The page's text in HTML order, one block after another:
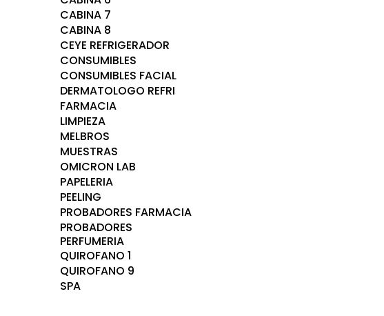
CABINA 7
CABINA 8
CEYE REFRIGERADOR
CONSUMIBLES
CONSUMIBLES FACIAL
DERMATOLOGO REFRI
FARMACIA
LIMPIEZA
MELBROS
MUESTRAS
OMICRON LAB
PAPELERIA
PEELING
PROBADORES FARMACIA
PROBADORES
PERFUMERIA
QUIROFANO 1
QUIROFANO 9
SPA